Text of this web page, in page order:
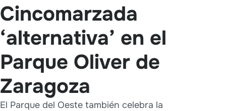
Cincomarzada
‘alternativa’ en el
Parque Oliver de
Zaragoza
El Parque del Oeste también celebra la